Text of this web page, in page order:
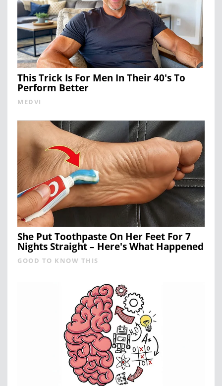
This Trick Is For Men In Their 40's To
Perform Better
MEDVI
She Put Toothpaste On Her Feet For 7
Nights Straight – Here's What Happened
GOOD TO KNOW THIS